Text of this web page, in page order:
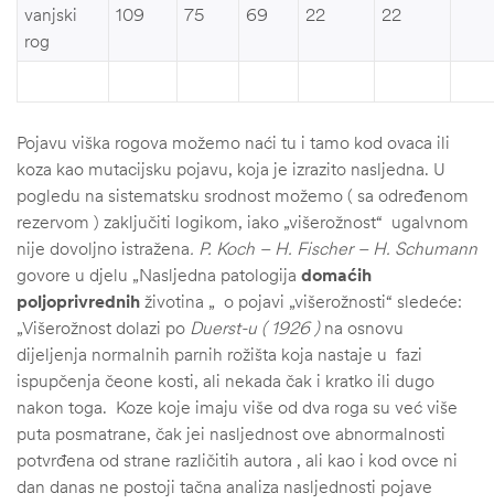
vanjski
rog
109 75 69 22 22
Pojavu viška rogova možemo naći tu i tamo kod ovaca ili
koza kao mutacijsku pojavu, koja je izrazito nasljedna. U
pogledu na sistematsku srodnost možemo ( sa određenom
rezervom ) zaključiti logikom, iako „višerožnost“ ugalvnom
nije dovoljno istražena. P. Koch – H. Fischer – H. Schumann
govore u djelu „Nasljedna patologija domaćih
poljoprivrednih životina „ o pojavi „višerožnosti“ sledeće:
„Višerožnost dolazi po Duerst-u ( 1926 ) na osnovu
dijeljenja normalnih parnih rožišta koja nastaje u fazi
ispupčenja čeone kosti, ali nekada čak i kratko ili dugo
nakon toga. Koze koje imaju više od dva roga su već više
puta posmatrane, čak jei nasljednost ove abnormalnosti
potvrđena od strane različitih autora , ali kao i kod ovce ni
dan danas ne postoji tačna analiza nasljednosti pojave